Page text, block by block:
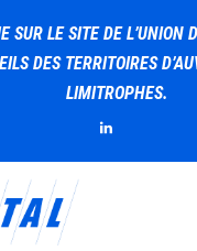
SUR LE SITE DE L’UNION
DES TERRITOIRES
LIMITROPHES.